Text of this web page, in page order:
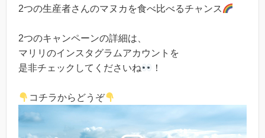
2つの生産者さんのマヌカを食べ比べるチャンス
2つのキャンペーンの詳細は、
マリリのインスタグラムアカウントを
是非チェックしてくださいね
！
コチラからどうぞ